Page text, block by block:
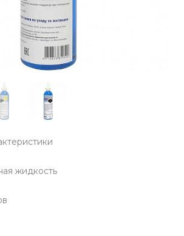
жидкость